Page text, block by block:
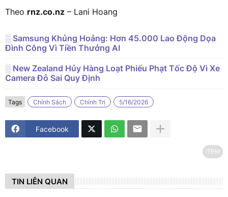
Theo rnz.co.nz – Lani Hoang
░ Samsung Khủng Hoảng: Hơn 45.000 Lao Động Dọa
Đình Công Vì Tiền Thưởng AI
░ New Zealand Hủy Hàng Loạt Phiếu Phạt Tốc Độ Vì Xe
Camera Đỗ Sai Quy Định
Tags Chính Sách Chính Trị 5/16/2026
Facebook
iTEM
TIN LIÊN QUAN